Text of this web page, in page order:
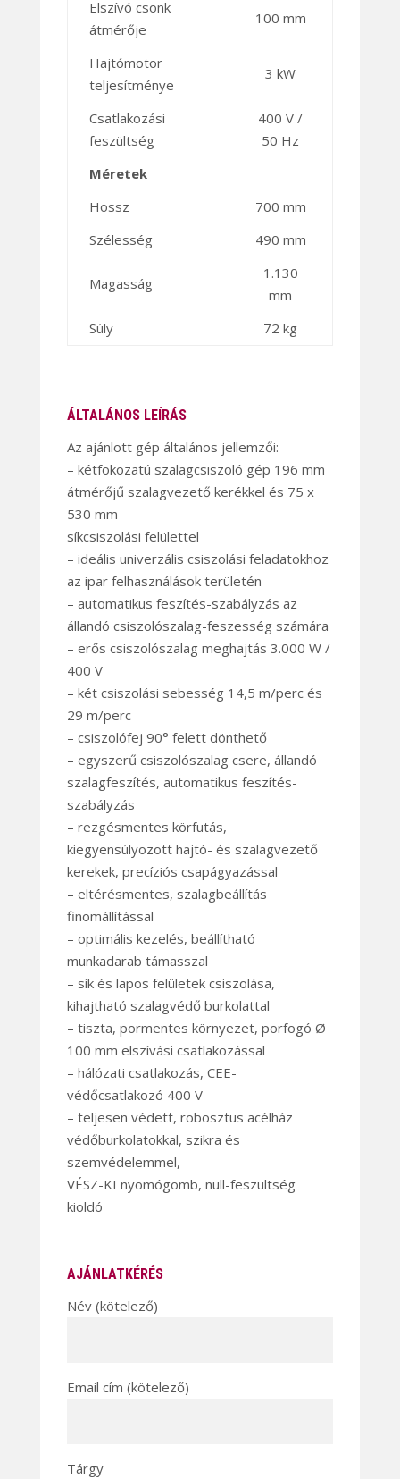
Elszívó csonk
átmérője
100 mm
Hajtómotor
teljesítménye
3 kW
Csatlakozási
feszültség
400 V /
50 Hz
Méretek
Hossz
700 mm
Szélesség
490 mm
Magasság
1.130
mm
Súly
72 kg
ÁLTALÁNOS LEÍRÁS
Az ajánlott gép általános jellemzői:
– kétfokozatú szalagcsiszoló gép 196 mm
átmérőjű szalagvezető kerékkel és 75 x
530 mm
síkcsiszolási felülettel
– ideális univerzális csiszolási feladatokhoz
az ipar felhasználások területén
– automatikus feszítés-szabályzás az
állandó csiszolószalag-feszesség számára
– erős csiszolószalag meghajtás 3.000 W /
400 V
– két csiszolási sebesség 14,5 m/perc és
29 m/perc
– csiszolófej 90° felett dönthető
– egyszerű csiszolószalag csere, állandó
szalagfeszítés, automatikus feszítés-
szabályzás
– rezgésmentes körfutás,
kiegyensúlyozott hajtó- és szalagvezető
kerekek, precíziós csapágyazással
– eltérésmentes, szalagbeállítás
finomállítással
– optimális kezelés, beállítható
munkadarab támasszal
– sík és lapos felületek csiszolása,
kihajtható szalagvédő burkolattal
– tiszta, pormentes környezet, porfogó Ø
100 mm elszívási csatlakozással
– hálózati csatlakozás, CEE-
védőcsatlakozó 400 V
– teljesen védett, robosztus acélház
védőburkolatokkal, szikra és
szemvédelemmel,
VÉSZ-KI nyomógomb, null-feszültség
kioldó
AJÁNLATKÉRÉS
Név (kötelező)
Email cím (kötelező)
Tárgy